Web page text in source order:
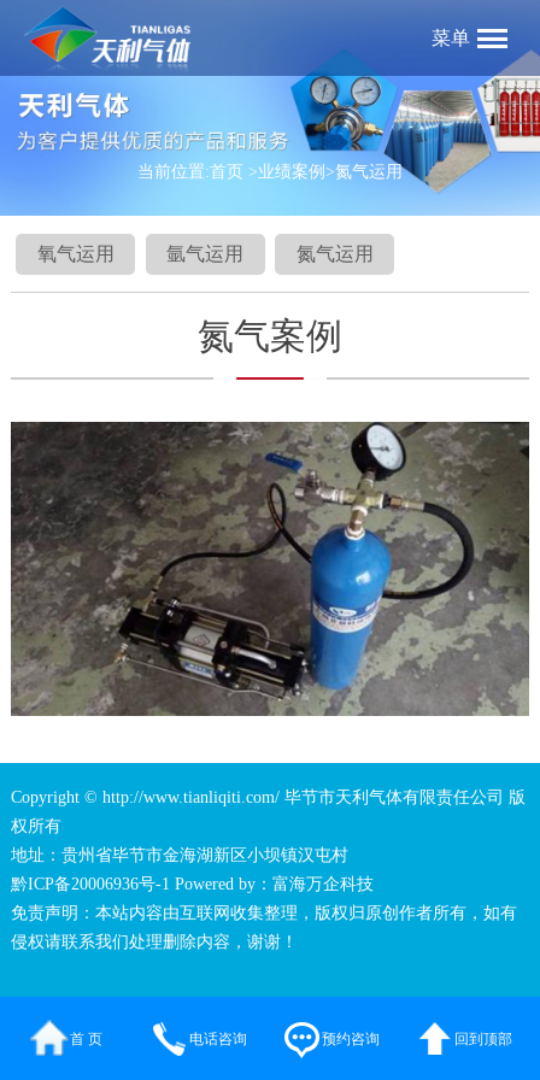
菜单
当前位置:首页 >业绩案例 >氮气运用
氧气运用 氩气运用 氮气运用
氮气案例
Copyright © http://www.tianliqiti.com/ 毕节市天利气体有限责任公司 版
权所有
地址：贵州省毕节市金海湖新区小坝镇汉屯村
黔ICP备20006936号-1 Powered by： 富海万企科技
免责声明：本站内容由互联网收集整理，版权归原创作者所有，如有
侵权请联系我们处理删除内容，谢谢！
首 页 电话咨询 预约咨询 回到顶部